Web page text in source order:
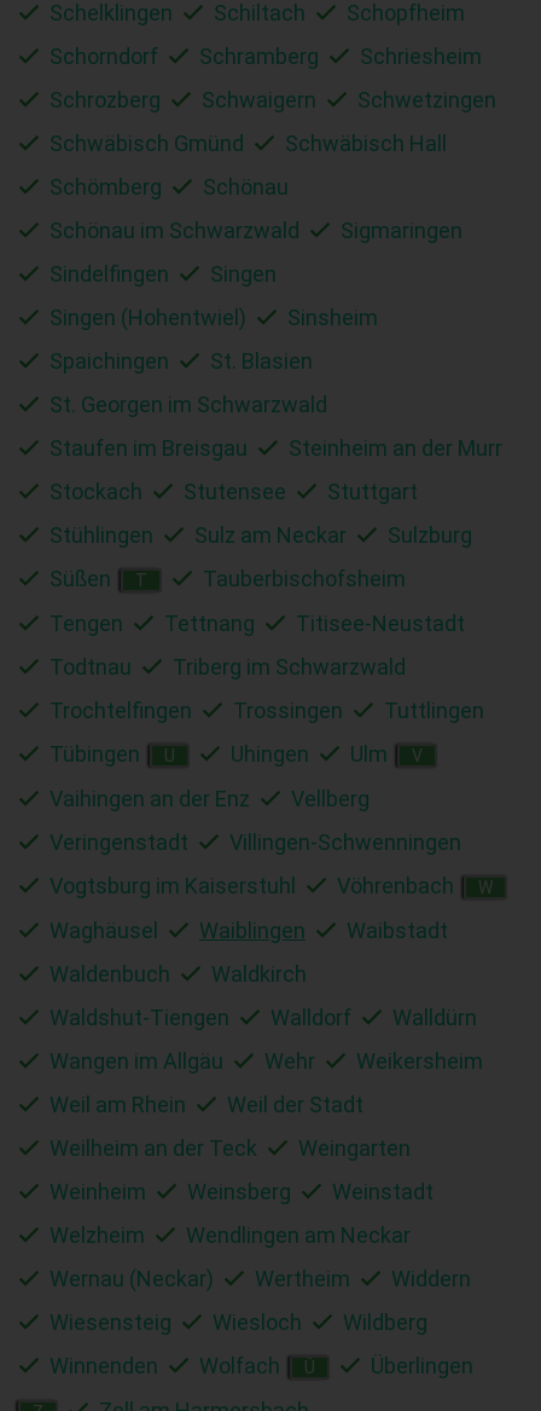
Schelklingen
Schiltach
Schopfheim
Schorndorf
Schramberg
Schriesheim
Schrozberg
Schwaigern
Schwetzingen
Schwäbisch Gmünd
Schwäbisch Hall
Schömberg
Schönau
Schönau im Schwarzwald
Sigmaringen
Sindelfingen
Singen
Singen (Hohentwiel)
Sinsheim
Spaichingen
St. Blasien
St. Georgen im Schwarzwald
Staufen im Breisgau
Steinheim an der Murr
Stockach
Stutensee
Stuttgart
Stühlingen
Sulz am Neckar
Sulzburg
Süßen
T
Tauberbischofsheim
Tengen
Tettnang
Titisee-Neustadt
Todtnau
Triberg im Schwarzwald
Trochtelfingen
Trossingen
Tuttlingen
Tübingen
U Uhingen Ulm V
Vaihingen an der Enz
Vellberg
Veringenstadt
Villingen-Schwenningen
Vogtsburg im Kaiserstuhl
Vöhrenbach W
Waghäusel Waiblingen
Waibstadt
Waldenbuch
Waldkirch
Waldshut-Tiengen
Walldorf
Walldürn
Wangen im Allgäu
Wehr
Weikersheim
Weil am Rhein
Weil der Stadt
Weilheim an der Teck
Weingarten
Weinheim
Weinsberg
Weinstadt
Welzheim
Wendlingen am Neckar
Wernau (Neckar)
Wertheim
Widdern
Wiesensteig
Wiesloch
Wildberg
Winnenden
Wolfach Ü Überlingen